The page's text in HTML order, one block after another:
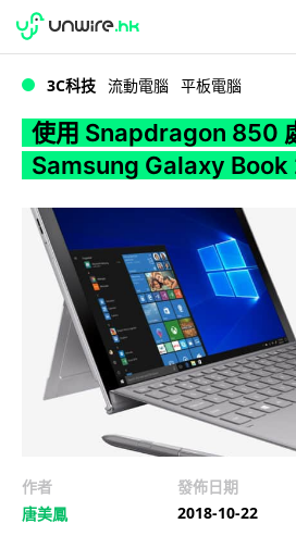
WWDC 2026
3C科技 流動電腦 平板電腦
使用 Snapdragon 850
Samsung Galaxy Book
作者
唐美鳳
發佈日期
2018-10-22